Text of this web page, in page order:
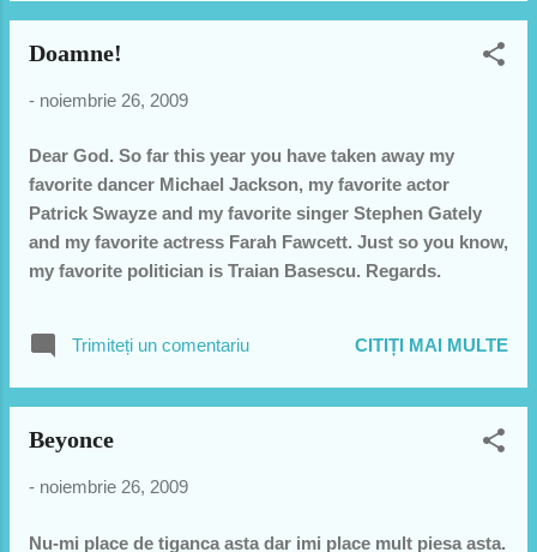
devreme... Adica am intarziat ca am avut ghinion (avusesi
veneam de la inceput cred ca ma urcam pe pereti. Erau
participau la piesa/cantare si restul lucrau la bar. Il intreb
pe Florin: "ce am pierdut, ca am intarziat?", Florin imi
raspunde cu o plictiseala foooart...
Doamne!
- noiembrie 26, 2009
Dear God. So far this year you have taken away my
favorite dancer Michael Jackson, my favorite actor
Patrick Swayze and my favorite singer Stephen Gately
and my favorite actress Farah Fawcett. Just so you know,
my favorite politician is Traian Basescu. Regards.
Trimiteți un comentariu CITIȚI MAI MULTE
Beyonce
- noiembrie 26, 2009
Nu-mi place de tiganca asta dar imi place mult piesa asta.